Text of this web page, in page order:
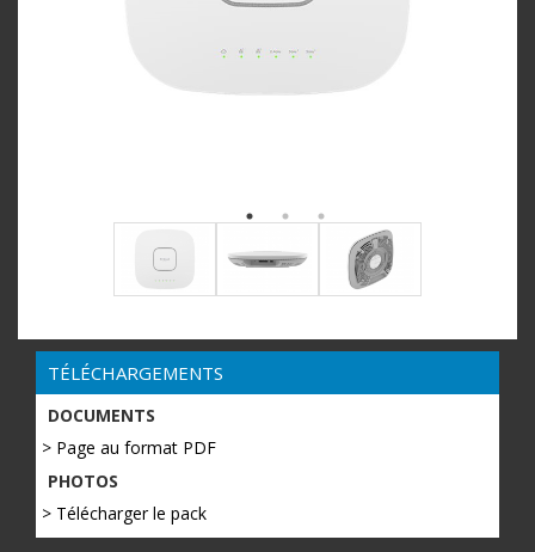
TÉLÉCHARGEMENTS
DOCUMENTS
> Page au format PDF
PHOTOS
> Télécharger le pack